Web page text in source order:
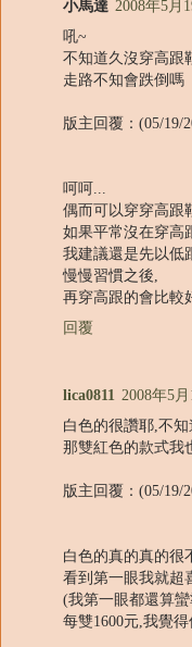
小馬達 2008年5月
吼~
不知道久沒穿高跟
走路不知會跌倒嗎
版主回覆：(05/19/
呵呵...
偶而可以穿穿高跟
如果平常沒在穿高
我建議還是先以低
慢慢習慣之後,
再穿高跟的會比較
回覆
lica0811 2008年5
白色的很讚耶,不
那雙紅色的款式我
版主回覆：(05/19/
白色的真的真的很
看到第一眼我就超
(我第一眼都還算
每雙1600元,我覺